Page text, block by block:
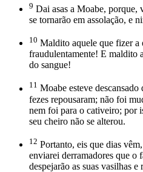
9 Dai asas a Moabe, porque,
se tornarão em assolação, e
10 Maldito aquele que fizer a
fraudulentamente! E maldito
do sangue!
11 Moabe esteve descansado
fezes repousaram; não foi
nem foi para o cativeiro; por
seu cheiro não se alterou.
12 Portanto, eis que dias
enviarei derramadores que o
despejarão as suas vasilhas e